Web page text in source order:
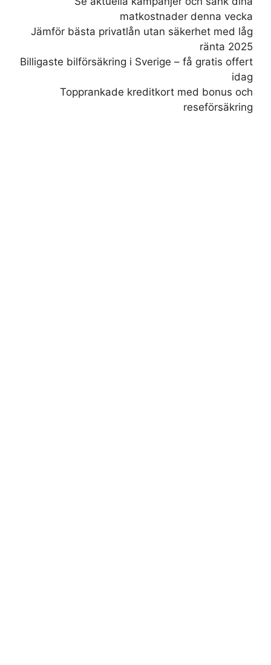
matkostnader denna vecka
Jämför bästa privatlån utan säkerhet med låg
ränta 2025
Billigaste bilförsäkring i Sverige – få gratis offert
idag
Topprankade kreditkort med bonus och
reseförsäkring